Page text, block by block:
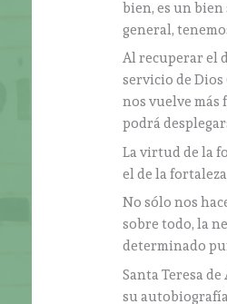
bien, es un bien
general,
Al recuperar el
servicio de Dios
nos vuelve más
podrá
La virtud de la
el de la
No sólo nos
sobre todo, la
determinado
Santa Teresa
su